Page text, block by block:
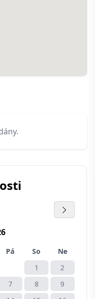
Pá So
Ne
1
2
7 8
9